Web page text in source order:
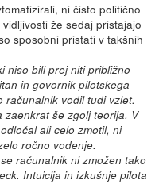
ni čisto politično
že sedaj pristajajo
sposobni pristati v takšnih
niso bili prej niti približno
in govornik pilotskega
računalnik vodil tudi vzlet.
zaenkrat še zgolj teorija. V
ali celo zmotil, ni
ročno vodenje.
računalnik ni zmožen tako
Intuicija in izkušnje pilota